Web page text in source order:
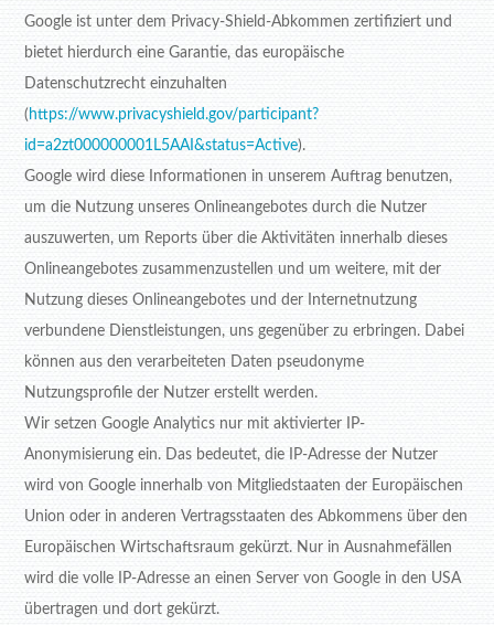
Google ist unter dem Privacy-Shield-Abkommen zertifiziert und
bietet hierdurch eine Garantie, das europäische
Datenschutzrecht einzuhalten
( https://www.privacyshield.gov/participant?
id=a2zt000000001L5AAI&status=Active).
Google wird diese Informationen in unserem Auftrag benutzen,
um die Nutzung unseres Onlineangebotes durch die Nutzer
auszuwerten, um Reports über die Aktivitäten innerhalb dieses
Onlineangebotes zusammenzustellen und um weitere, mit der
Nutzung dieses Onlineangebotes und der Internetnutzung
verbundene Dienstleistungen, uns gegenüber zu erbringen. Dabei
können aus den verarbeiteten Daten pseudonyme
Nutzungsprofile der Nutzer erstellt werden.
Wir setzen Google Analytics nur mit aktivierter IP-
Anonymisierung ein. Das bedeutet, die IP-Adresse der Nutzer
wird von Google innerhalb von Mitgliedstaaten der Europäischen
Union oder in anderen Vertragsstaaten des Abkommens über den
Europäischen Wirtschaftsraum gekürzt. Nur in Ausnahmefällen
wird die volle IP-Adresse an einen Server von Google in den USA
übertragen und dort gekürzt.